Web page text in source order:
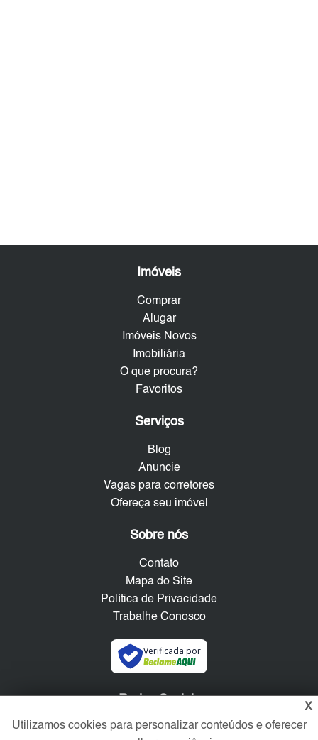
Imóveis
Comprar
Alugar
Imóveis Novos
Imobiliária
O que procura?
Favoritos
Serviços
Blog
Anuncie
Vagas para corretores
Ofereça seu imóvel
Sobre nós
Contato
Mapa do Site
Política de Privacidade
Trabalhe Conosco
Verificada por
Redes Sociais
X
Utilizamos cookies para personalizar conteúdos e oferecer